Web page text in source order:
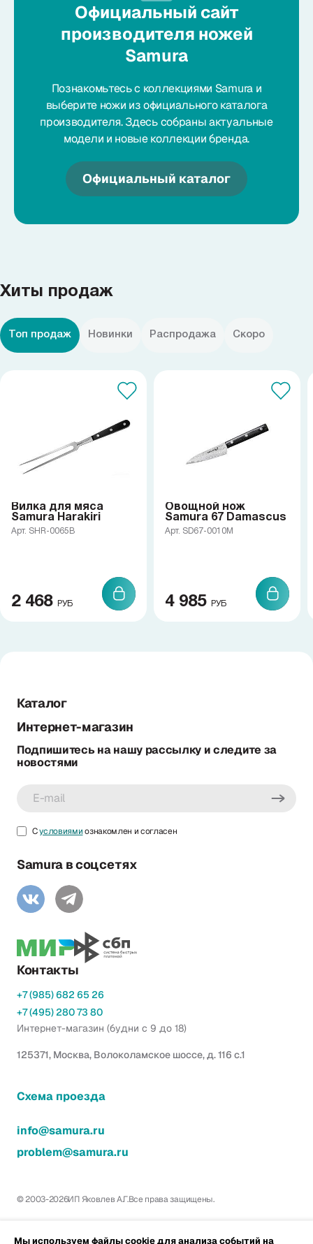
Официальный сайт
производителя ножей
Samura
Познакомьтесь с коллекциями Samura и
выберите ножи из официального каталога
производителя. Здесь собраны актуальные
модели и новые коллекции бренда.
Официальный каталог
Хиты продаж
Топ продаж Новинки Распродажа Скоро
Вилка для мяса
Samura Harakiri
Арт. SHR-0065B
2 468 РУБ
Овощной нож
Samura 67 Damascus
Арт. SD67-0010M
4 985 РУБ
Каталог
Интернет-магазин
Подпишитесь на нашу рассылку и следите за
новостями
Сусловиямиознакомлен и согласен
Samura в соцсетях
Контакты
+7 (985) 682 65 26
+7 (495) 280 73 80
Интернет-магазин (будни с 9 до 18)
125371, Москва, Волоколамское шоссе, д. 116 с.1
Схема проезда
info@samura.ru
problem@samura.ru
© 2003-2026ИП Яковлев А.Г.Все права защищены.
Мы используем файлы cookie для анализа событий на